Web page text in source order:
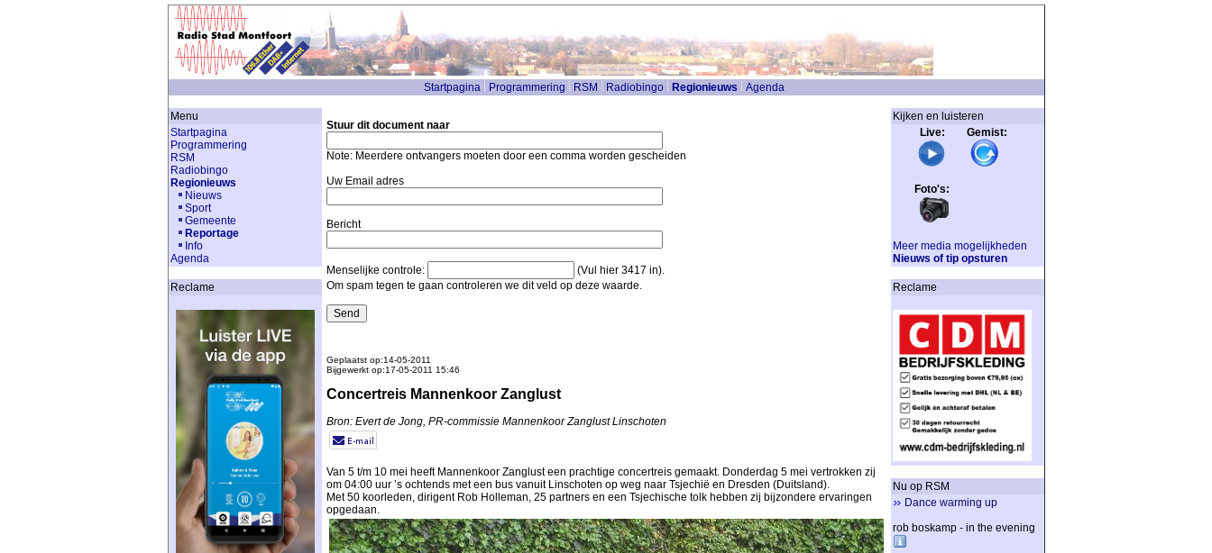
Startpagina Programmering RSM Radiobingo Regionieuws Agenda
Menu
Startpagina
Programmering
RSM
Radiobingo
Regionieuws
Nieuws
Sport
Gemeente
Reportage
Info
Agenda
Reclame
Stuur dit document naar
Note: Meerdere ontvangers moeten door een comma worden gescheiden
Uw Email adres
Bericht
Menselijke controle:
(Vul hier 3417 in).
Om spam tegen te gaan controleren we dit veld op deze waarde.
Geplaatst op:14-05-2011
Bijgewerkt op:17-05-2011 15:46
Concertreis Mannenkoor Zanglust
Bron: Evert de Jong, PR-commissie Mannenkoor Zanglust Linschoten
Van 5 t/m 10 mei heeft Mannenkoor Zanglust een prachtige concertreis gemaakt. Donderdag 5 mei vertrokken zij
om 04:00 uur ’s ochtends met een bus vanuit Linschoten op weg naar Tsjechië en Dresden (Duitsland).
Met 50 koorleden, dirigent Rob Holleman, 25 partners en een Tsjechische tolk hebben zij bijzondere ervaringen
opgedaan.
Kijken en luisteren
Live: Gemist:
Foto's:
Meer media mogelijkheden
Nieuws of tip opsturen
Reclame
Nu op RSM
Dance warming up
rob boskamp - in the evening